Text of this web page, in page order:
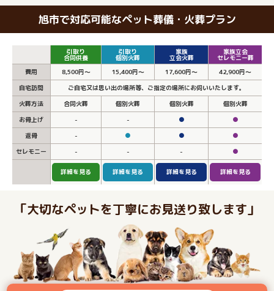
旭市で対応可能なペット葬儀・火葬プラン
引取り
合同供養
引取り
個別火葬
家族
立会火葬
家族立会
セレモニー葬
費用
8,500円～ 15,400円～ 17,600円～
42,900円～
自宅訪問
ご自宅又は思い出の場所等、ご指定の場所にお伺いいたします。
火葬方法
合同火葬 個別火葬 個別火葬
個別火葬
お骨上げ
- - ●
●
返骨
- ● ●
●
セレモニー
- - - ●
詳細を見る 詳細を見る 詳細を見る 詳細を見る
「大切なペットを丁寧にお見送り致します」